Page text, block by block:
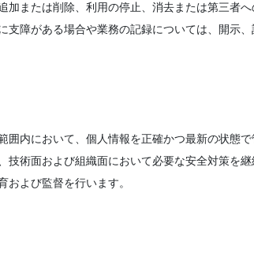
加または削除、利用の停止、消去または第三者
支障がある場合や業務の記録については、開示
囲内において、個人情報を正確かつ最新の状態
技術面および組織面において必要な安全対策を
および監督を行います。